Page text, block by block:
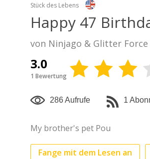
Sophie-chan
Artention-Tencent
Beauty and The Beast - The Beast's Tale (Disney Manga)
PREMIUM
Stück des Lebens
Happy 47
von Ninjago & Glitter Force
3.0
1 Bewertung
286 Aufrufe 1
My brother's pet Pou
Fange mit dem Lesen an